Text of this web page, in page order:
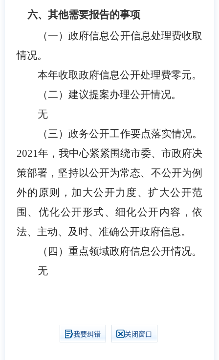
六、其他需要报告的事项
（一）政府信息公开信息处理费收取
情况。
本年收取政府信息公开处理费零元。
（二）建议提案办理公开情况。
无
（三）政务公开工作要点落实情况。
2021年，我中心紧紧围绕市委、市政府决
策部署，坚持以公开为常态、不公开为例
外的原则，加大公开力度、扩大公开范
围、优化公开形式、细化公开内容，依
法、主动、及时、准确公开政府信息。
（四）重点领域政府信息公开情况。
无
我要纠错 关闭窗口